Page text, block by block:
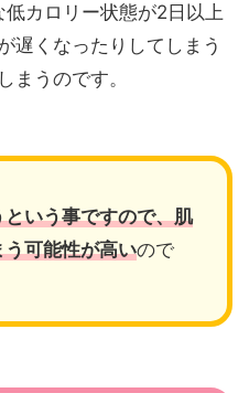
カロリー状態が2日以上
遅くなったりしてしまう
まうのです。
いう事ですので、肌
可能性が高いので